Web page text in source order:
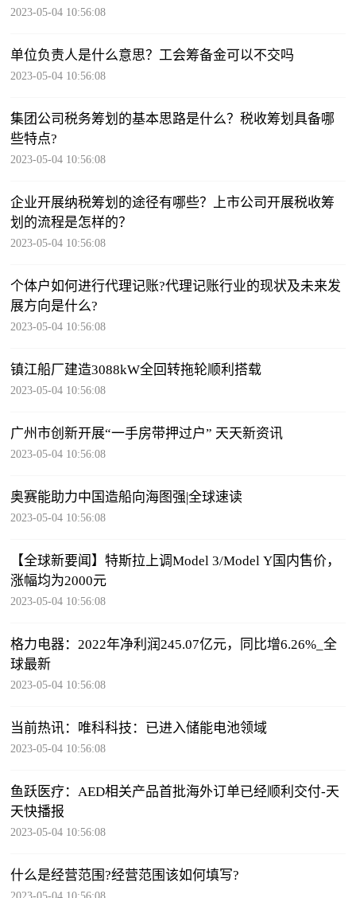
2023-05-04 10:56:08
单位负责人是什么意思？工会筹备金可以不交吗
2023-05-04 10:56:08
集团公司税务筹划的基本思路是什么？税收筹划具备哪
些特点?
2023-05-04 10:56:08
企业开展纳税筹划的途径有哪些？上市公司开展税收筹
划的流程是怎样的？
2023-05-04 10:56:08
个体户如何进行代理记账?代理记账行业的现状及未来发
展方向是什么?
2023-05-04 10:56:08
镇江船厂建造3088kW全回转拖轮顺利搭载
2023-05-04 10:56:08
广州市创新开展“一手房带押过户” 天天新资讯
2023-05-04 10:56:08
奥赛能助力中国造船向海图强|全球速读
2023-05-04 10:56:08
【全球新要闻】特斯拉上调Model 3/Model Y国内售价，
涨幅均为2000元
2023-05-04 10:56:08
格力电器：2022年净利润245.07亿元，同比增6.26%_全
球最新
2023-05-04 10:56:08
当前热讯：唯科科技：已进入储能电池领域
2023-05-04 10:56:08
鱼跃医疗：AED相关产品首批海外订单已经顺利交付-天
天快播报
2023-05-04 10:56:08
什么是经营范围?经营范围该如何填写?